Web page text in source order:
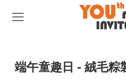
端午童趣日 - 絨毛粽